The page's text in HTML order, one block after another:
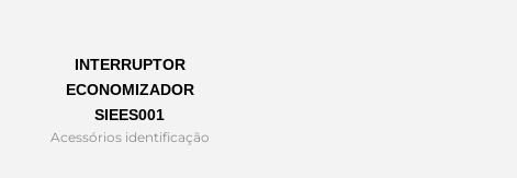
INTERRUPTOR
ECONOMIZADOR
SIEES001
Acessórios identificação